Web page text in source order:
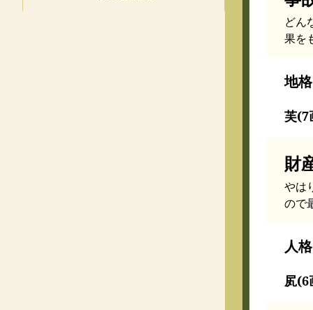
どん
果を
地格
芙(7
やは
ので
人格
㞍(6